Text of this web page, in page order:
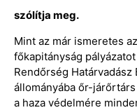
szólítja meg.
Mint az már ismeretes
főkapitányság
Rendőrség
állományába őr-
a haza védelmére